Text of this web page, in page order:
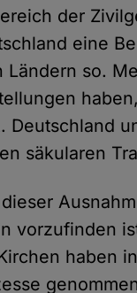
der
eine
Ländern so.
Deutschland
säkularen
vorzufinden
haben